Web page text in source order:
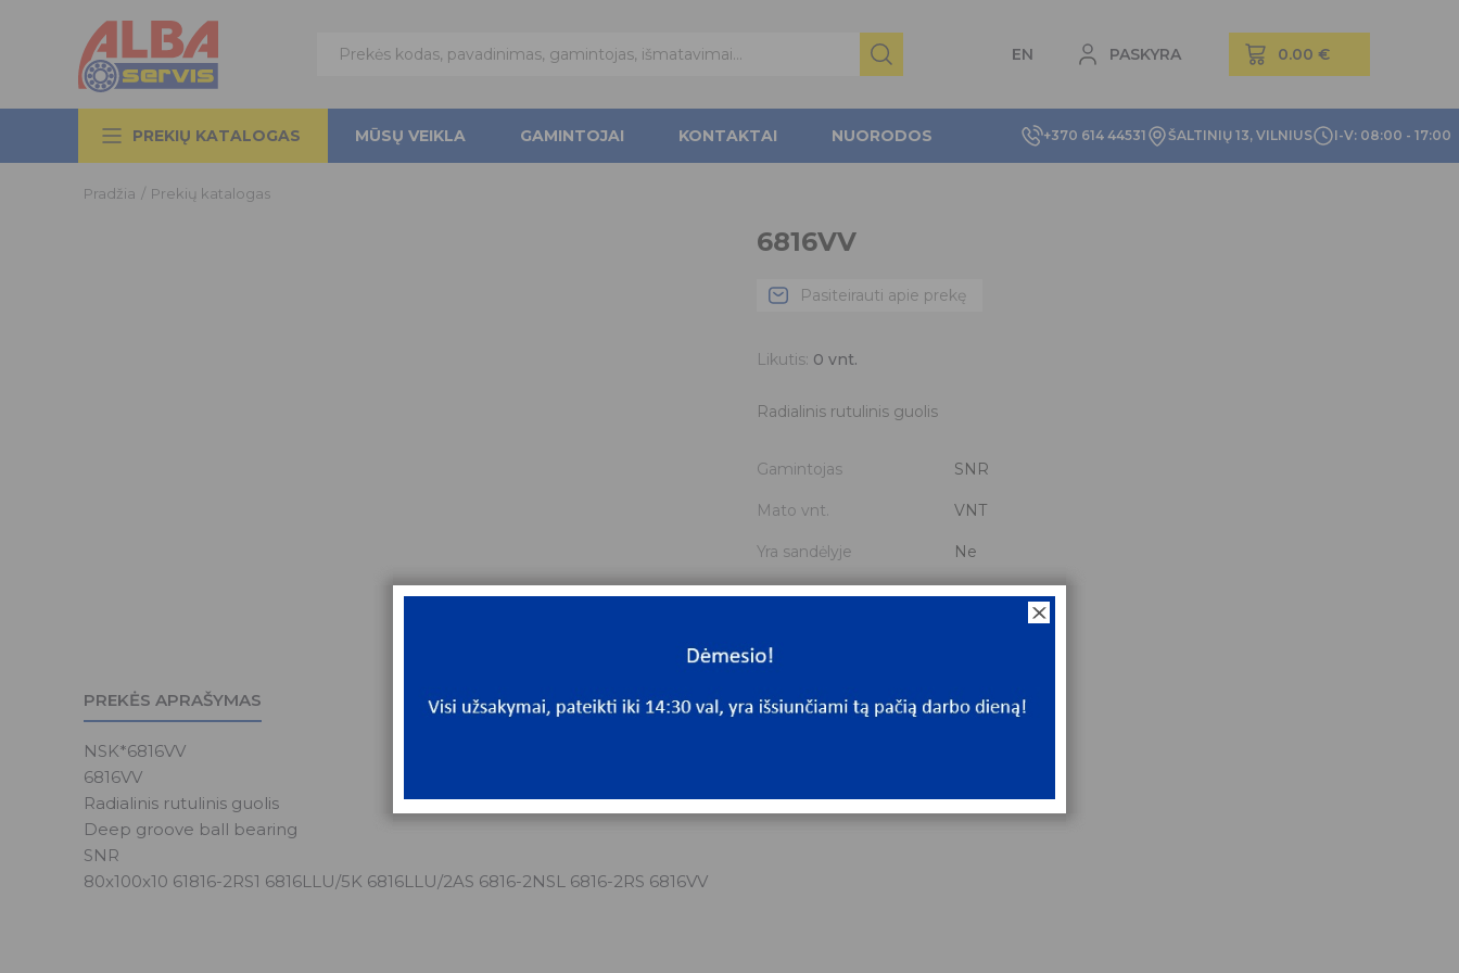
EN PASKYRA
+370 614 44531 ŠALTINIŲ 13, VILNIUS I-V: 08:00 - 17:00
PREKIŲ KATALOGAS MŪSŲ VEIKLA GAMINTOJAI KONTAKTAI NUORODOS
Pradžia / Prekių katalogas
6816VV
Pasiteirauti apie prekę
Likutis: 0 vnt.
Radialinis rutulinis guolis
Gamintojas SNR
Mato vnt. VNT
Yra sandėlyje Ne
Mato vnt VNT
PREKĖS APRAŠYMAS
NSK*6816VV
6816VV
Radialinis rutulinis guolis
Deep groove ball bearing
SNR
80x100x10 61816-2RS1 6816LLU/5K 6816LLU/2AS 6816-2NSL 6816-2RS 6816VV